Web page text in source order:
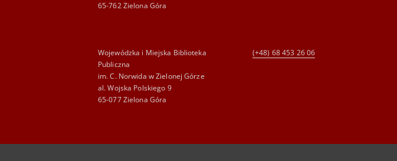
65-762 Zielona Góra
Wojewódzka i Miejska Biblioteka
Publiczna
im. C. Norwida w Zielonej Górze
al. Wojska Polskiego 9
65-077 Zielona Góra
(+48) 68 453 26 06